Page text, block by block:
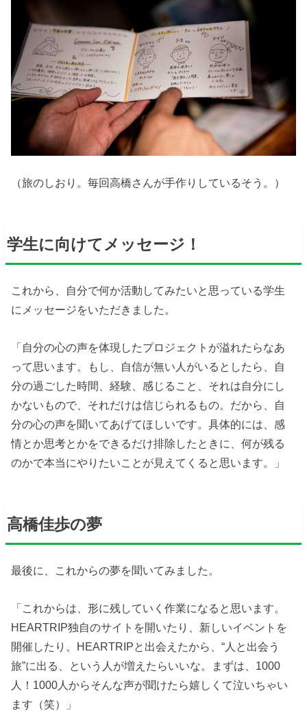
（旅のしおり。毎回高橋さんが手作りしているそう。）
学生に向けてメッセージ！
これから、自分で何か活動してみたいと思っている学生
にメッセージをいただきました。
「自分の心の声を体現したプロジェクトが溢れたらなあ
って思います。もし、自信が無い人がいるとしたら、自
分の過ごした時間、経験、感じること、それは自分にし
かないもので、それだけは信じられるもの。だから、自
分の心の声を聞いてあげてほしいです。具体的には、感
情とか思考とかをできるだけ排除したときに、何が残る
のかで本当にやりたいことが見えてくると思います。」
高橋佳歩の夢
最後に、これからの夢を聞いてみました。
「これからは、形に残していく作業になると思います。
HEARTRIP独自のサイトを開いたり、新しいイベントを
開催したり。HEARTRIPと出会えたから、“人と出会う
旅”に出る、という人が増えたらいいな。まずは、1000
人！1000人からそんな声が聞けたら嬉しくて泣いちゃい
ます（笑）」